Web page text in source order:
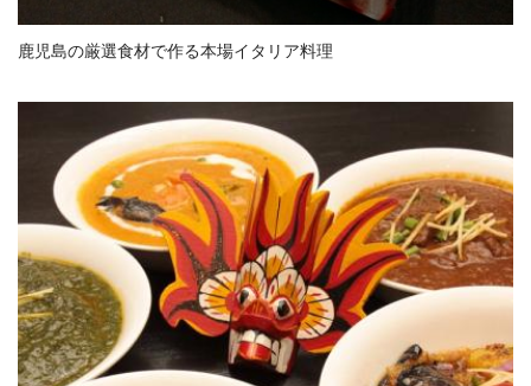
鹿児島の厳選食材で作る本場イタリア料理